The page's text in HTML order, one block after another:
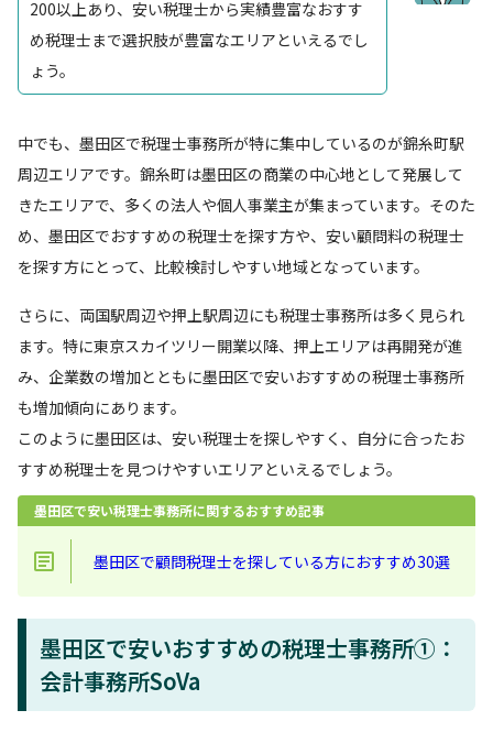
200以上あり、安い税理士から実績豊富なおすす
め税理士まで選択肢が豊富なエリアといえるでし
ょう。
中でも、墨田区で税理士事務所が特に集中しているのが錦糸町駅
周辺エリアです。錦糸町は墨田区の商業の中心地として発展して
きたエリアで、多くの法人や個人事業主が集まっています。そのた
め、墨田区でおすすめの税理士を探す方や、安い顧問料の税理士
を探す方にとって、比較検討しやすい地域となっています。
さらに、両国駅周辺や押上駅周辺にも税理士事務所は多く見られ
ます。特に東京スカイツリー開業以降、押上エリアは再開発が進
み、企業数の増加とともに墨田区で安いおすすめの税理士事務所
も増加傾向にあります。
このように墨田区は、安い税理士を探しやすく、自分に合ったお
すすめ税理士を見つけやすいエリアといえるでしょう。
墨田区で安い税理士事務所に関するおすすめ記事
墨田区で顧問税理士を探している方におすすめ30選
墨田区で安いおすすめの税理士事務所①：
会計事務所SoVa